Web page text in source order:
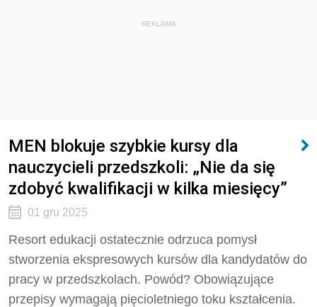
REKLAMA
MEN blokuje szybkie kursy dla
nauczycieli przedszkoli: „Nie da się
zdobyć kwalifikacji w kilka miesięcy”
01 gru 2025
Resort edukacji ostatecznie odrzuca pomysł
stworzenia ekspresowych kursów dla kandydatów do
pracy w przedszkolach. Powód? Obowiązujące
przepisy wymagają pięcioletniego toku kształcenia.